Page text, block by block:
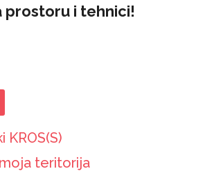
prostoru i tehnici!
KROS(S)
teritorija